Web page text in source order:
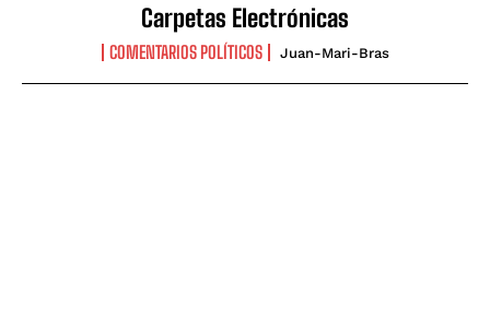
Carpetas Electrónicas
COMENTARIOS POLÍTICOS Juan-Mari-Bras